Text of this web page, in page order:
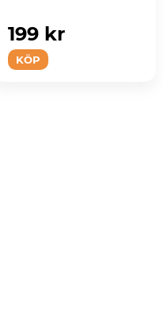
KÖP
199 kr